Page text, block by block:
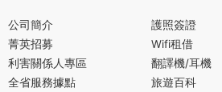
公司簡介
菁英招募
利害關係人專區
全省服務據點
護照簽證
Wifi租借
翻譯機/耳機
旅遊百科